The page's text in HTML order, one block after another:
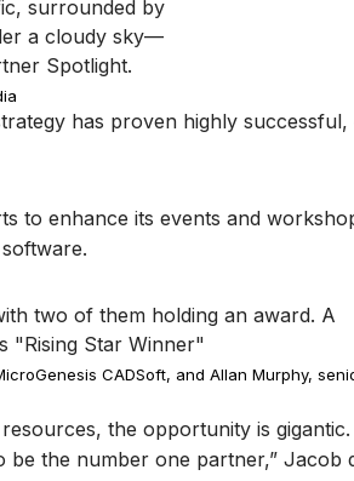
has proven highly successful,
to enhance its events and
CADSoft, and Allan Murphy,
the opportunity is gigantic.
the number one partner,” Jacob